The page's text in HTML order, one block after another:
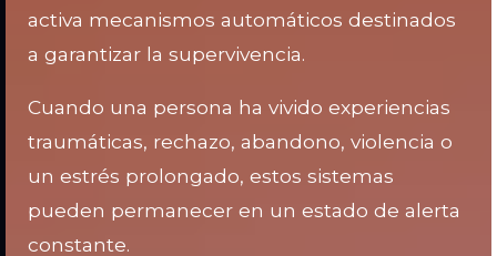
activa mecanismos automáticos destinados
a garantizar la supervivencia.
Cuando una persona ha vivido experiencias
traumáticas, rechazo, abandono, violencia o
un estrés prolongado, estos sistemas
pueden permanecer en un estado de alerta
constante.